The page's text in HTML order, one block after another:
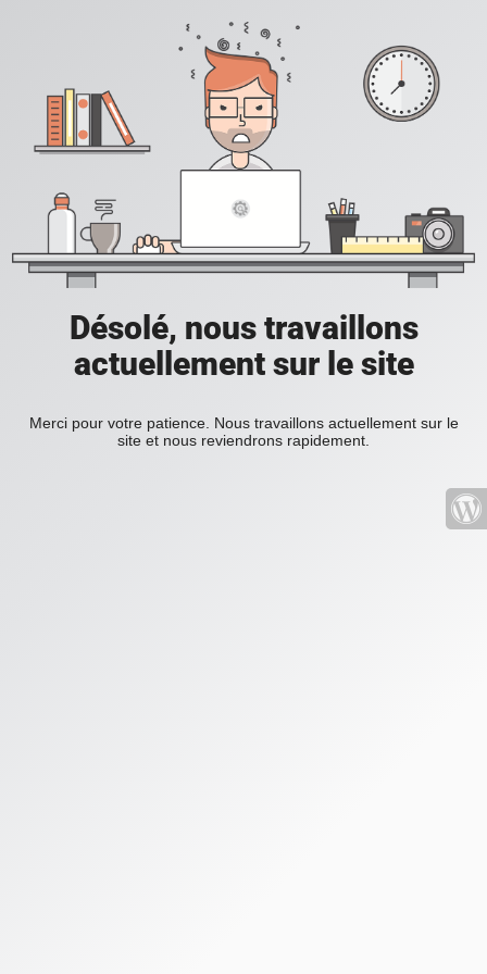
Désolé, nous travaillons
actuellement sur le site
Merci pour votre patience. Nous travaillons actuellement sur le
site et nous reviendrons rapidement.